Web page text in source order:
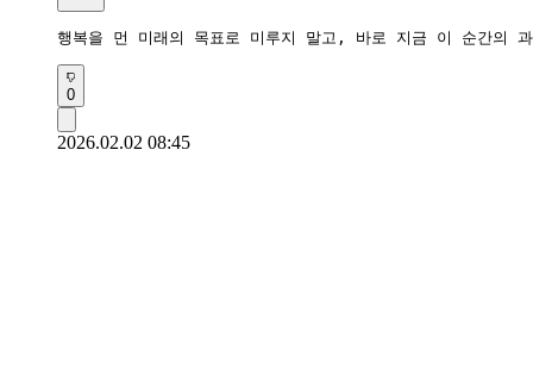
행복을 먼 미래의 목표로 미루지 말고, 바로 지금 이 순간의
0
2026.02.02 08:45